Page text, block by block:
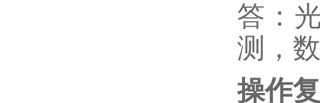
答：
测，
操作